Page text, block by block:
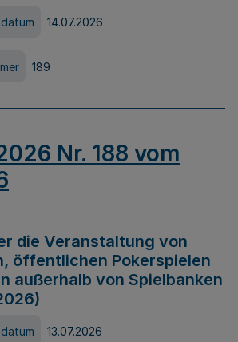
14.07.2026
189
Nr. 188 vom
die Veranstaltung von
öffentlichen Pokerspielen
außerhalb von Spielbanken
13.07.2026